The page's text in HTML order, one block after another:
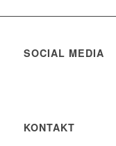
SOCIAL MEDIA
KONTAKT